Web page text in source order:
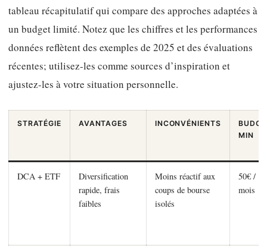
tableau récapitulatif qui compare des approches adaptées à
un budget limité. Notez que les chiffres et les performances
données reflètent des exemples de 2025 et des évaluations
récentes; utilisez-les comme sources d’inspiration et
ajustez-les à votre situation personnelle.
STRATÉGIE AVANTAGES INCONVÉNIENTS
MIN
DCA + ETF
Diversification
rapide, frais
faibles
Moins réactif aux
coups de bourse
isolés
50€ /
mois